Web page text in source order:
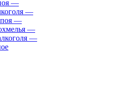
—
—
—
—
—